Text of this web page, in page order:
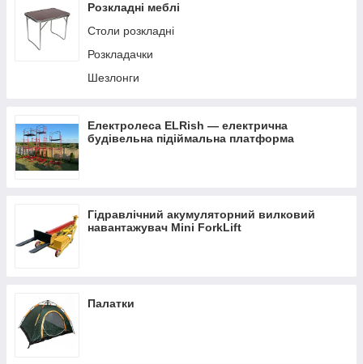
Розкладні меблі
Столи розкладні
Розкладачки
Шезлонги
Електролеса ELRish — електрична
будівельна підіймальна платформа
Гідравлічний акумуляторний вилковий
навантажувач Mini ForkLift
Палатки